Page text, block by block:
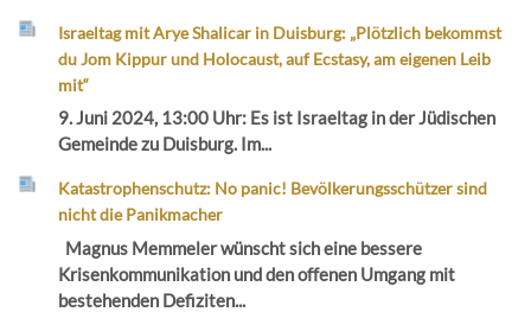
Israeltag mit Arye Shalicar in Duisburg: „Plötzlich bekommst
du Jom Kippur und Holocaust, auf Ecstasy, am eigenen Leib
mit“
9. Juni 2024, 13:00 Uhr: Es ist Israeltag in der Jüdischen
Gemeinde zu Duisburg. Im...
Katastrophenschutz: No panic! Bevölkerungsschützer sind
nicht die Panikmacher
Magnus Memmeler wünscht sich eine bessere
Krisenkommunikation und den offenen Umgang mit
bestehenden Defiziten...